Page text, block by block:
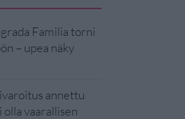
Familia torni
– upea näky
annettu
olla vaarallisen